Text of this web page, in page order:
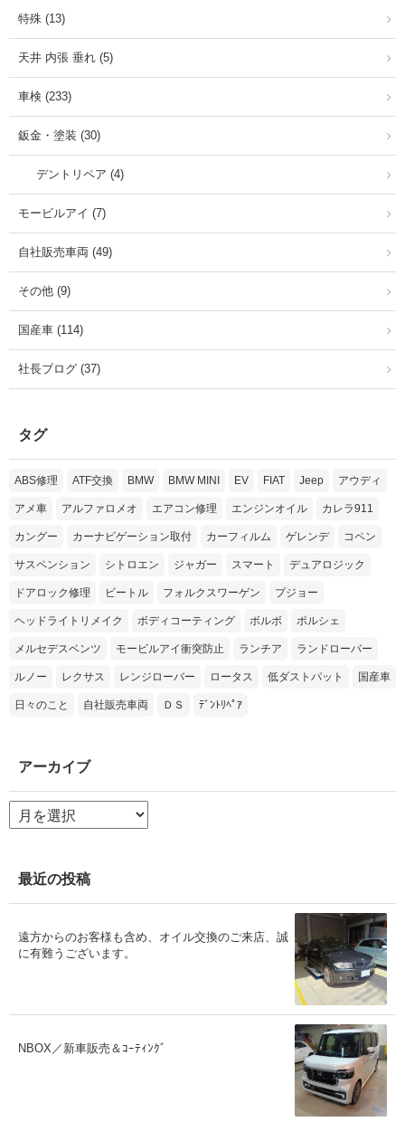
特殊 (13)
天井 内張 垂れ (5)
車検 (233)
鈑金・塗装 (30)
デントリペア (4)
モービルアイ (7)
自社販売車両 (49)
その他 (9)
国産車 (114)
社長ブログ (37)
タグ
ABS修理 ATF交換 BMW BMW MINI EV FIAT Jeep アウディ
アメ車 アルファロメオ エアコン修理 エンジンオイル カレラ911
カングー カーナビゲーション取付 カーフィルム ゲレンデ コペン
サスペンション シトロエン ジャガー スマート デュアロジック
ドアロック修理 ビートル フォルクスワーゲン プジョー
ヘッドライトリメイク ボディコーティング ボルボ ポルシェ
メルセデスベンツ モービルアイ衝突防止 ランチア ランドローバー
ルノー レクサス レンジローバー ロータス 低ダストパット 国産車
日々のこと 自社販売車両 ＤＳ ﾃﾞﾝﾄﾘﾍﾟｱ
アーカイブ
ア
ー
ブ
最近の投稿
遠方からのお客様も含め、オイル交換のご来店、誠
に有難うございます。
NBOX／新車販売＆ｺｰﾃｨﾝｸﾞ